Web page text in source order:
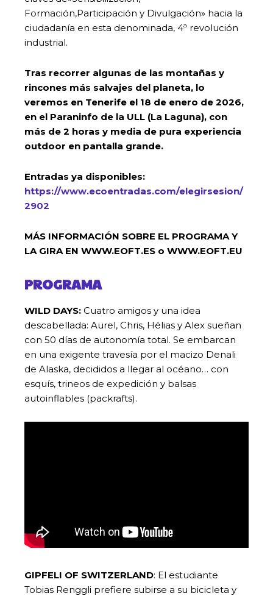
Formación,Participación y Divulgación» hacia la
ciudadanía en esta denominada, 4ª revolución
industrial.
Tras recorrer algunas de las montañas y
rincones más salvajes del planeta, lo
veremos en Tenerife el 18 de enero de 2026,
en el Paraninfo de la ULL (La Laguna), con
más de 2 horas y media de pura experiencia
outdoor en pantalla grande.
Entradas ya disponibles:
https://www.ecoentradas.com/elegirsesion/
2902
MÁS INFORMACIÓN SOBRE EL PROGRAMA Y
LA GIRA EN WWW.EOFT.ES o WWW.EOFT.EU
PROGRAMA
WILD DAYS: Cuatro amigos y una idea
descabellada: Aurel, Chris, Hélias y Alex sueñan
con 50 días de autonomía total. Se embarcan
en una exigente travesía por el macizo Denali
de Alaska, decididos a llegar al océano… con
esquís, trineos de expedición y balsas
autoinflables (packrafts).
GIPFELI OF SWITZERLAND: El estudiante
Tobias Renggli prefiere subirse a su bicicleta y